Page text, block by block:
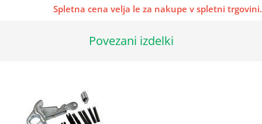
Spletna cena velja le za nakupe v spletni trgovini.
Povezani izdelki